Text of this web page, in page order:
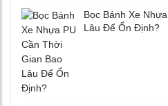
Bọc Bánh Xe
Lâu Để Ổn Định?